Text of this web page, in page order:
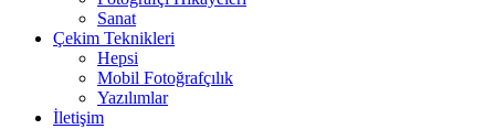
Sanat
Çekim Teknikleri
Hepsi
Mobil Fotoğrafçılık
Yazılımlar
İletişim